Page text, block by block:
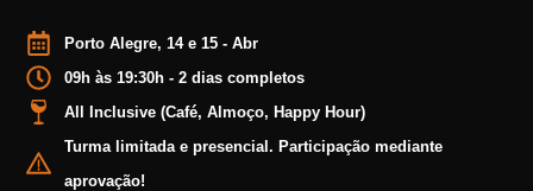
Porto Alegre, 14 e 15 - Abr
09h às 19:30h - 2 dias completos
All Inclusive (Café, Almoço, Happy Hour)
Turma limitada e presencial. Participação mediante
aprovação!